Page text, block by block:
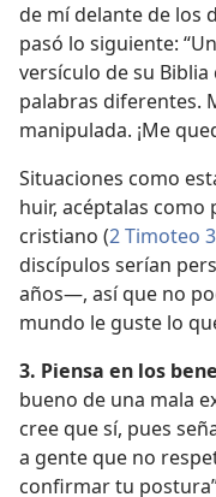
de mí delante de los
pasó lo siguiente:
versículo de su
palabras diferentes.
manipulada. ¡Me
Situaciones como
huir, acéptalas
cristiano (2 Timoteo
discípulos serían
años—, así que no
mundo le guste lo
3. Piensa en los
bueno de una mala
cree que sí, pues
a gente que no
confirmar tu